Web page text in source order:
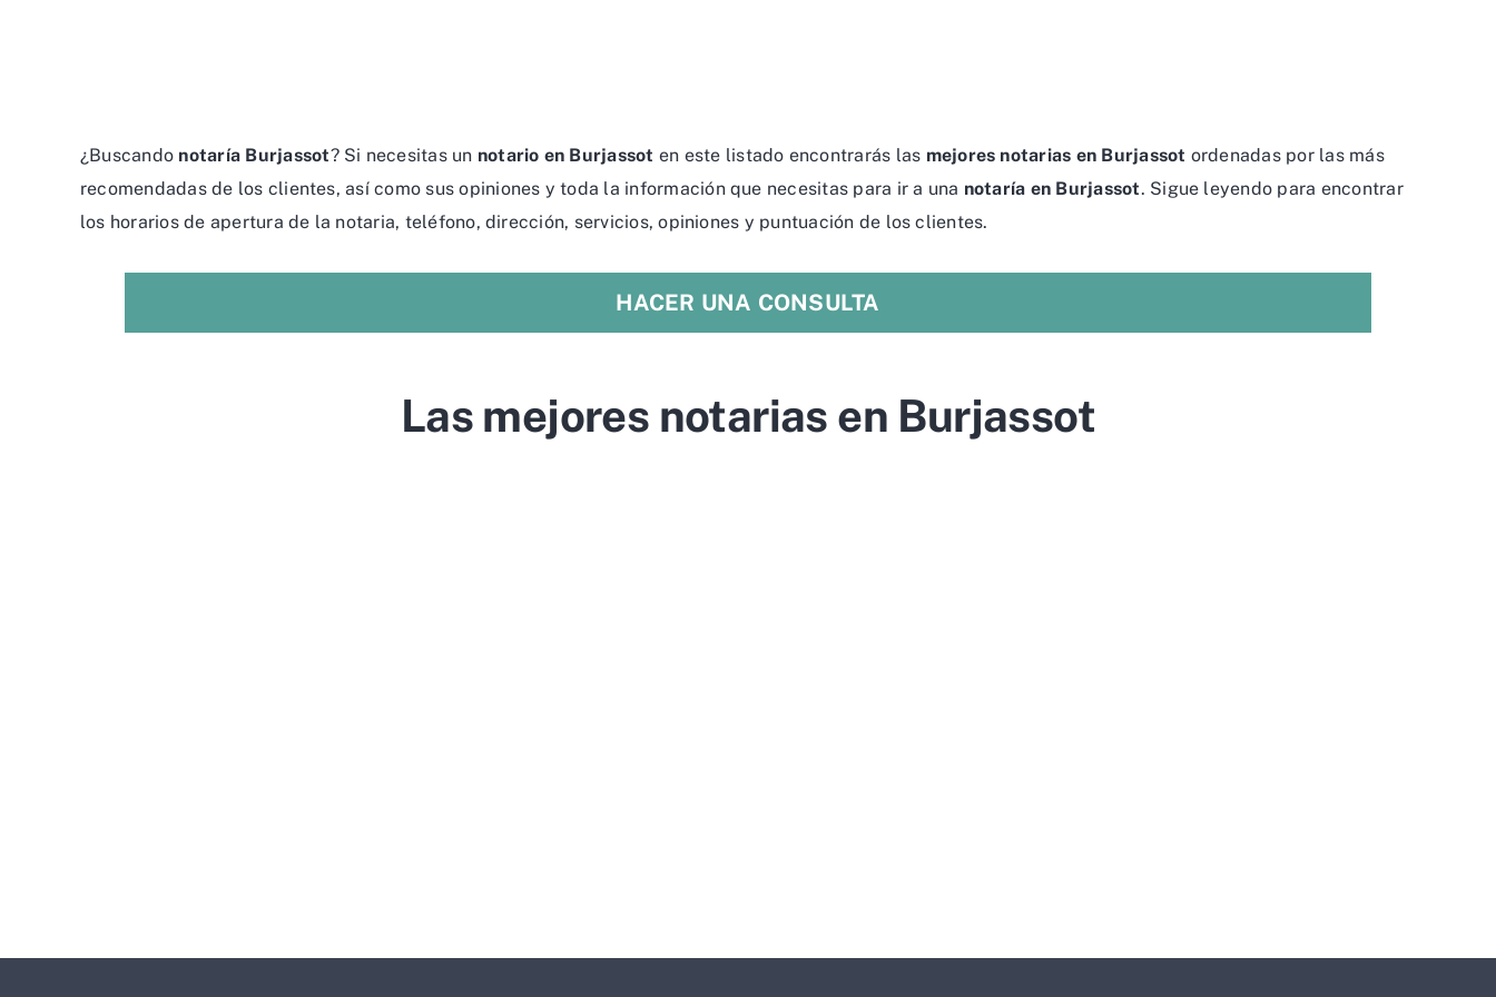
¿Buscando notaría Burjassot? Si necesitas un notario en Burjassot en este listado encontrarás las mejores notarias en Burjassot ordenadas por las más
recomendadas de los clientes, así como sus opiniones y toda la información que necesitas para ir a una notaría en Burjassot. Sigue leyendo para encontrar
los horarios de apertura de la notaria, teléfono, dirección, servicios, opiniones y puntuación de los clientes.
HACER UNA CONSULTA
Las mejores notarias en Burjassot